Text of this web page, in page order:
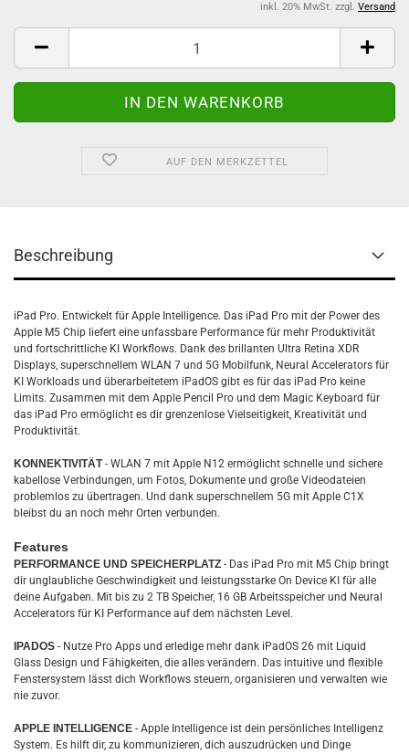
inkl. 20% MwSt. zzgl. Versand
AUF DEN MERKZETTEL
Beschreibung
iPad Pro. Entwickelt für Apple Intelligence. Das iPad Pro mit der Power des
Apple M5 Chip liefert eine unfassbare Performance für mehr Produktivität
und fortschrittliche KI Workflows. Dank des brillanten Ultra Retina XDR
Displays, superschnellem WLAN 7 und 5G Mobilfunk, Neural Accelerators für
KI Workloads und überarbeitetem iPadOS gibt es für das iPad Pro keine
Limits. Zusammen mit dem Apple Pencil Pro und dem Magic Keyboard für
das iPad Pro ermöglicht es dir grenzenlose Vielseitigkeit, Kreativität und
Produktivität.
KONNEKTIVITÄT- WLAN 7 mit Apple N12 ermöglicht schnelle und sichere
kabellose Verbindungen, um Fotos, Dokumente und große Videodateien
problemlos zu übertragen. Und dank superschnellem 5G mit Apple C1X
bleibst du an noch mehr Orten verbunden.
Features
PERFORMANCE UND SPEICHERPLATZ - Das iPad Pro mit M5 Chip bringt
dir unglaubliche Geschwindigkeit und leistungsstarke On Device KI für alle
deine Aufgaben. Mit bis zu 2 TB Speicher, 16 GB Arbeitsspeicher und Neural
Accelerators für KI Performance auf dem nächsten Level.
IPADOS - Nutze Pro Apps und erledige mehr dank iPadOS 26 mit Liquid
Glass Design und Fähigkeiten, die alles verändern. Das intuitive und flexible
Fenstersystem lässt dich Workflows steuern, organisieren und verwalten wie
nie zuvor.
APPLE INTELLIGENCE - Apple Intelligence ist dein persönliches Intelligenz
System. Es hilft dir, zu kommunizieren, dich auszudrücken und Dinge